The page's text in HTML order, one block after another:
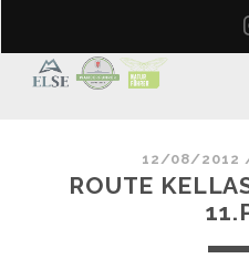
12/08/2012
ROUTE